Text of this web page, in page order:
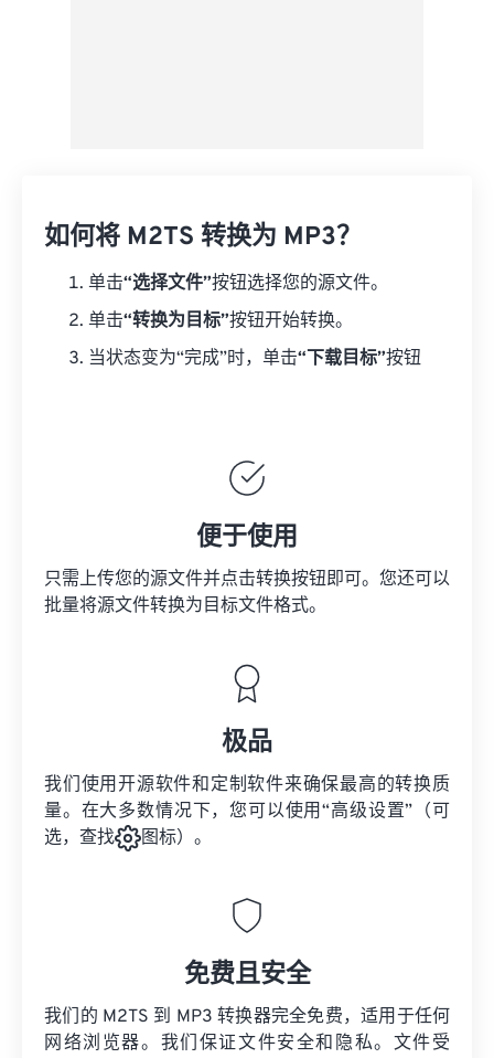
如何将 M2TS 转换为 MP3？
单击“选择文件”按钮选择您的源文件。
单击“转换为目标”按钮开始转换。
当状态变为“完成”时，单击“下载目标”按钮
便于使用
只需上传您的源文件并点击转换按钮即可。您还可以
批量将源文件转换为目标文件格式。
极品
我们使用开源软件和定制软件来确保最高的转换质
量。在大多数情况下，您可以使用“高级设置”（可
选，查找
图标）。
免费且安全
我们的 M2TS 到 MP3 转换器完全免费，适用于任何
网络浏览器。我们保证文件安全和隐私。文件受